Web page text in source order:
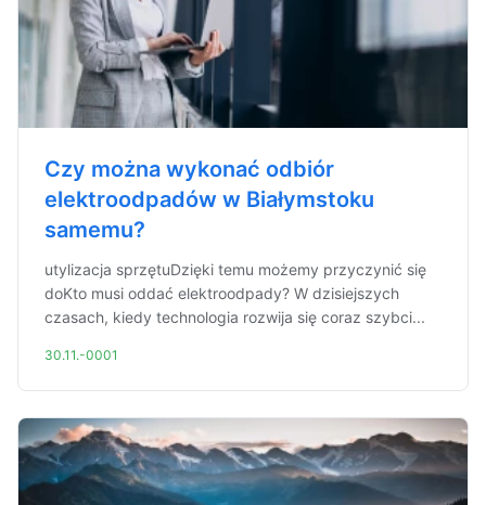
Czy można wykonać odbiór
elektroodpadów w Białymstoku
samemu?
utylizacja sprzętuDzięki temu możemy przyczynić się
doKto musi oddać elektroodpady? W dzisiejszych
czasach, kiedy technologia rozwija się coraz szybci...
30.11.-0001